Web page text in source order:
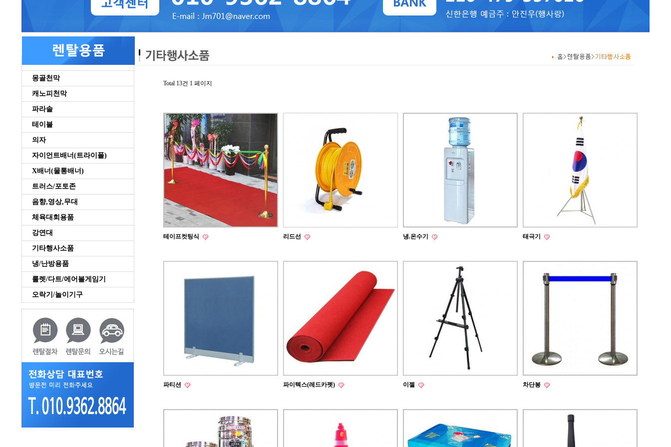
몽골천막
캐노피천막
파라솔
테이블
의자
자이언트배너(트라이폴)
X배너(물통배너)
트러스/포토존
음향,영상,무대
체육대회용품
강연대
기타행사소품
냉/난방용품
룰렛/다트/에어볼게임기
오락기/놀이기구
Total 13건 1 페이지
테이프컷팅식 리드선 냉.온수기 태극기
파티션 파이텍스(레드카펫) 이젤 차단봉